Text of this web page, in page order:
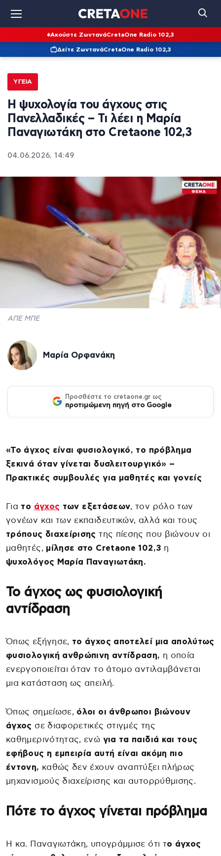
Ακούστε ΖωντανάCretaOne Radio 102,3
Δείτε ΖωντανάCretaOne Radio 102,3
ΥΓΕΊΑ
Η ψυχολογία του άγχους στις
Πανελλαδικές – Τι λέει η Μαρία
Παναγιωτάκη στο Cretaone 102,3
04.06.2026, 14:49
ΑΠΕ ΜΠΕ
Μαρία Ορφανάκη
Προσθέστε το cretaone.gr ως
προτιμώμενη πηγή στο Google
«Το άγχος είναι φυσιολογικό, το πρόβλημα
ξεκινά όταν γίνεται δυσλειτουργικό» –
Πρακτικές συμβουλές για μαθητές και γονείς
Για το άγχος των εξετάσεων, τον ρόλο των
γονέων και των εκπαιδευτικών, αλλά και τους
τρόπους διαχείρισης της πίεσης που βιώνουν οι
μαθητές, μίλησε στο Cretaone 102,3 η
ψυχολόγος Μαρία Παναγιωτάκη.
Το άγχος ως φυσιολογική
αντίδραση
Όπως εξήγησε, το άγχος αποτελεί μια απολύτως
φυσιολογική ανθρώπινη αντίδραση, η οποία
ενεργοποιείται όταν το άτομο αντιλαμβάνεται
μια κατάσταση ως απειλή.
Όπως σημείωσε, όλοι οι άνθρωποι βιώνουν
άγχος σε διαφορετικές στιγμές της
καθημερινότητας, ενώ για τα παιδιά και τους
εφήβους η εμπειρία αυτή είναι ακόμη πιο
έντονη, καθώς δεν έχουν αναπτύξει πλήρως
μηχανισμούς διαχείρισης και αυτορρύθμισης.
Πότε το άγχος γίνεται πρόβλημα
Η κα. Παναγιωτάκη, υπογράμμισε ότι το άγχος